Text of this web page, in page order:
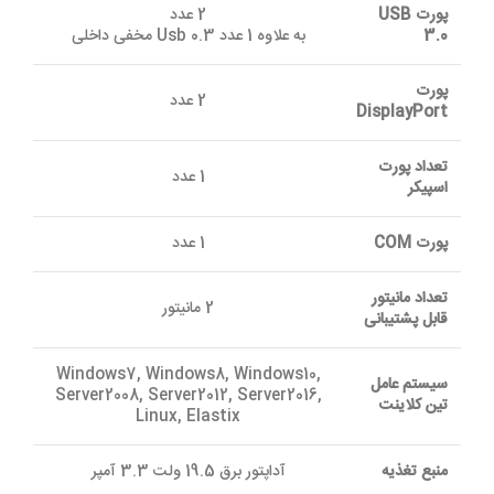
پورت USB
3.0
2 عدد
به علاوه 1 عدد Usb 0.3 مخفی داخلی
پورت
DisplayPort 2 عدد
تعداد پورت
اسپیکر 1 عدد
پورت COM 1 عدد
تعداد مانیتور
قابل پشتیبانی 2 مانیتور
سیستم عامل
تین کلاینت
Windows7, Windows8, Windows10,
Server2008, Server2012, Server2016,
Linux, Elastix
منبع تغذیه آداپتور برق 19.5 ولت 3.3 آمپر